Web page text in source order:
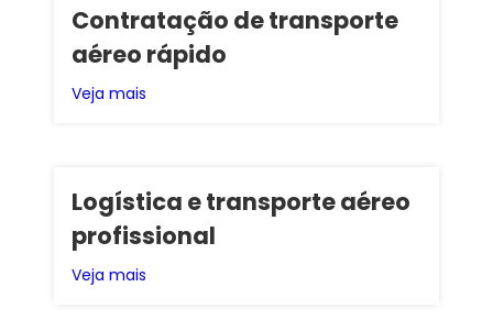
Contratação de transporte
aéreo rápido
Veja mais
Logística e transporte aéreo
profissional
Veja mais